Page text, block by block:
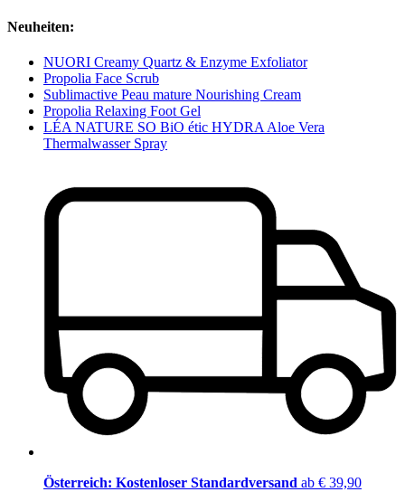
Neuheiten:
NUORI Creamy Quartz & Enzyme Exfoliator
Propolia Face Scrub
Sublimactive Peau mature Nourishing Cream
Propolia Relaxing Foot Gel
LÉA NATURE SO BiO étic HYDRA Aloe Vera
Thermalwasser Spray
Österreich: Kostenloser Standardversand ab € 39,90